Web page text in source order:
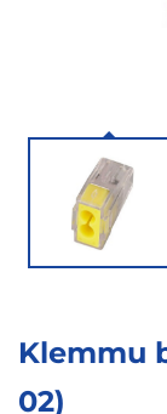
Klemmu
02)